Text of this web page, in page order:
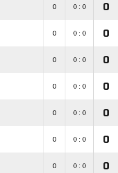
0 0 : 0 0
0 0 : 0 0
0 0 : 0 0
0 0 : 0 0
0 0 : 0 0
0 0 : 0 0
0 0 : 0 0